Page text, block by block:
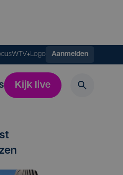
Logo Aanmelden
Kijk live